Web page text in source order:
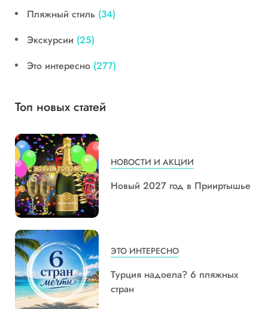
Пляжный стиль (34)
Экскурсии (25)
Это интересно (277)
Топ новых статей
НОВОСТИ И АКЦИИ
Новый 2027 год в Прииртышье
ЭТО ИНТЕРЕСНО
Турция надоела? 6 пляжных
стран